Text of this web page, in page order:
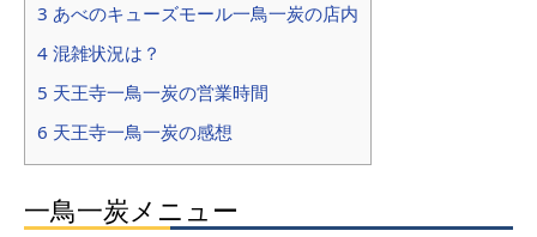
3 あべのキューズモール一鳥一炭の店内
4 混雑状況は？
5 天王寺一鳥一炭の営業時間
6 天王寺一鳥一炭の感想
一鳥一炭メニュー